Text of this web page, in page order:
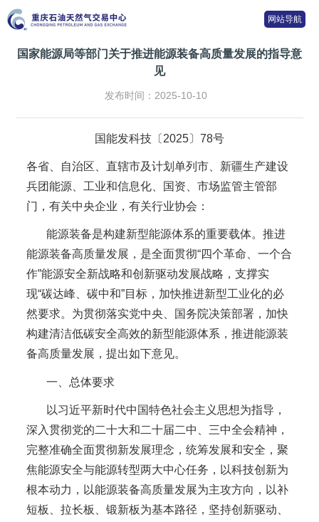
网站导航
国家能源局等部门关于推进能源装备高质量发展的指导意
见
发布时间：2025-10-10
国能发科技〔2025〕78号
各省、自治区、直辖市及计划单列市、新疆生产建设
兵团能源、工业和信息化、国资、市场监管主管部
门，有关中央企业，有关行业协会：
能源装备是构建新型能源体系的重要载体。推进
能源装备高质量发展，是全面贯彻“四个革命、一个合
作”能源安全新战略和创新驱动发展战略，支撑实
现“碳达峰、碳中和”目标，加快推进新型工业化的必
然要求。为贯彻落实党中央、国务院决策部署，加快
构建清洁低碳安全高效的新型能源体系，推进能源装
备高质量发展，提出如下意见。
一、总体要求
以习近平新时代中国特色社会主义思想为指导，
深入贯彻党的二十大和二十届二中、三中全会精神，
完整准确全面贯彻新发展理念，统筹发展和安全，聚
焦能源安全与能源转型两大中心任务，以科技创新为
根本动力，以能源装备高质量发展为主攻方向，以补
短板、拉长板、锻新板为基本路径，坚持创新驱动、